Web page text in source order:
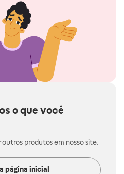
o que você
produtos em nosso site.
página inicial